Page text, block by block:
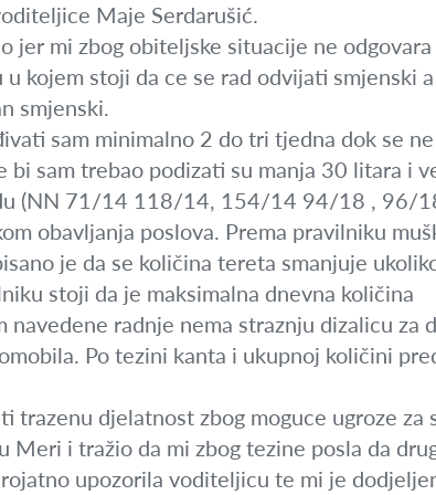
Maje Serdarušić.
jer mi zbog obiteljske situacije ne odgovara
kojem stoji da ce se rad odvijati smjenski
smjenski.
sam minimalno 2 do tri tjedna dok se
sam trebao podizati su manja 30 litara i
(NN 71/14 118/14, 154/14 94/18 , 96/
obavljanja poslova. Prema pravilniku
je da se količina tereta smanjuje
stoji da je maksimalna dnevna količina
radnje nema straznju dizalicu za
Po tezini kanta i ukupnoj količini
trazenu djelatnost zbog moguce ugroze za
i tražio da mi zbog tezine posla da
upozorila voditeljicu te mi je